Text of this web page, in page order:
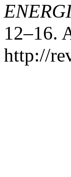
12–16.
http://